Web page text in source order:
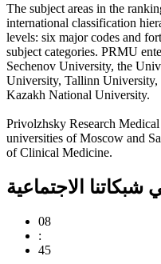
The subject areas in the
international classification
levels: six major codes and
subject categories. PRMU
Sechenov University, the
University, Tallinn
Kazakh National University.
Privolzhsky Research
universities of Moscow and
of Clinical Medicine.
الاجتماعية
08
:
45